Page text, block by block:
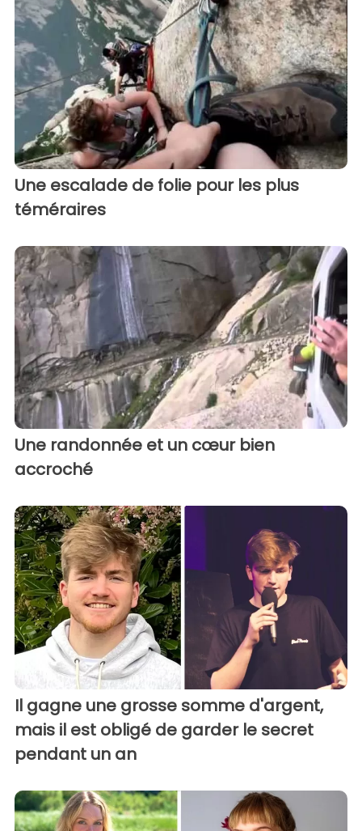
Une escalade de folie pour les plus
téméraires
Une randonnée et un cœur bien
accroché
Il gagne une grosse somme d'argent,
mais il est obligé de garder le secret
pendant un an